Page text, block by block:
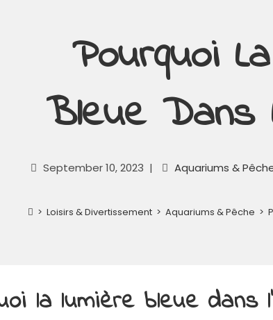
Pourquoi
Bleue Dans
September 10, 2023 Aquariums &
> Loisirs & Divertissement > Aquariums & Pêche >
la lumière bleue dans